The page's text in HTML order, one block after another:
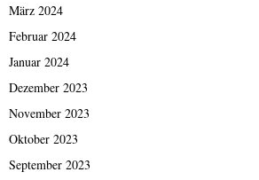
März 2024
Februar 2024
Januar 2024
Dezember 2023
November 2023
Oktober 2023
September 2023